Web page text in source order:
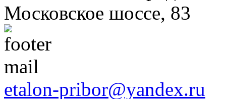
Московское шоссе, 83
etalon-pribor@yandex.ru